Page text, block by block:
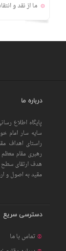
ما از نقد و
درباره ما
پایگاه اطلاع
سایه سار امام
راستای اهداف
رهبری مقام
هدف ارتقای سطح
مقید به اصول و
دسترسی سریع
تماس با ما